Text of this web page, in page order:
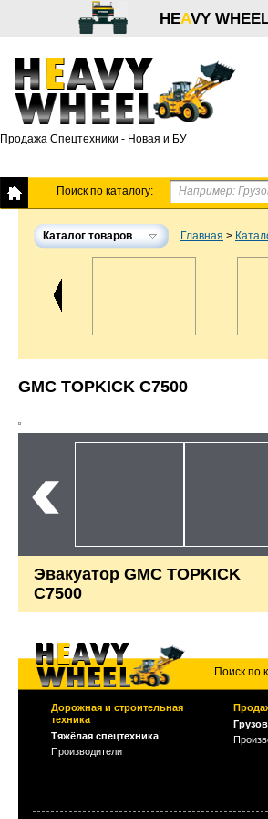
HEAVY
Продажа Спецтехники - Новая и БУ
Поиск по каталогу:
Каталог товаров Главная >
GMC TOPKICK C7500
Эвакуатор GMC TOPKICK
C7500
Поиск по
Дорожная и строительная
техника
Тяжёлая спецтехника
Производители